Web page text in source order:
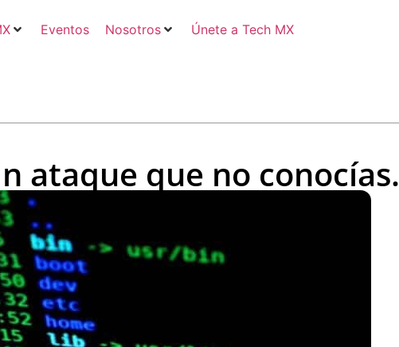
Eventos Nosotros Únete a Tech MX
ataque que no conocías.